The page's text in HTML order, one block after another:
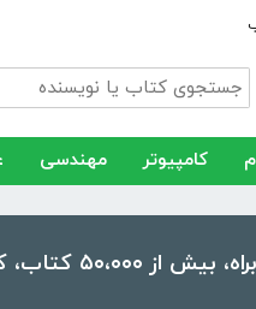
کامپیوتر مهندسی
را در موبایل و تبلت خود داشته باشید!